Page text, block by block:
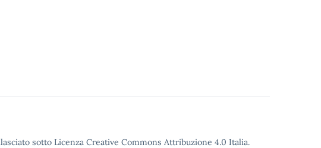
sotto Licenza Creative Commons Attribuzione 4.0 Italia.